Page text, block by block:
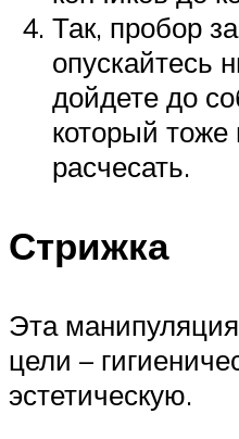
Так, пробор
опускайтесь
дойдете до
который тоже
расчесать.
Стрижка
Эта
цели –
эстетическую.